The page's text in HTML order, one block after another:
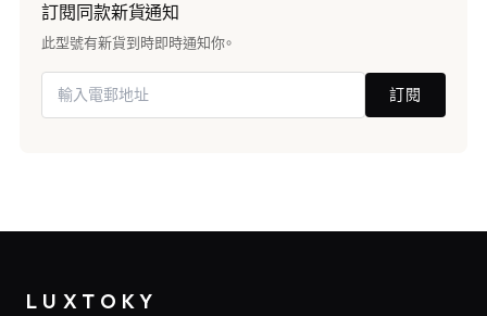
訂閱同款新貨通知
此型號有新貨到時即時通知你。
訂閱
LUXTOKY